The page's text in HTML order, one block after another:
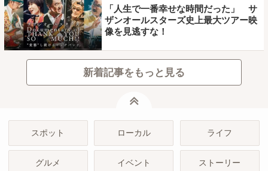
「人生で一番幸せな時間だった」 サ
ザンオールスターズ史上最大ツアー映
像を見逃すな！
新着記事をもっと見る
スポット ローカル ライフ
グルメ イベント ストーリー